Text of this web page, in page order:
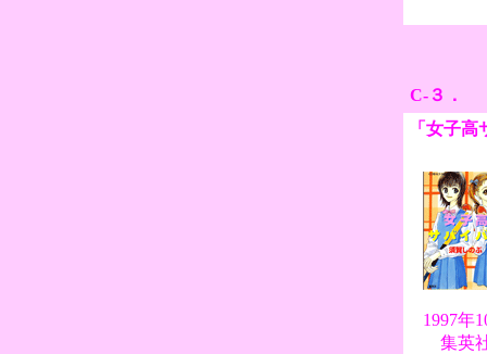
C-３．
「女子高
1997年
集英